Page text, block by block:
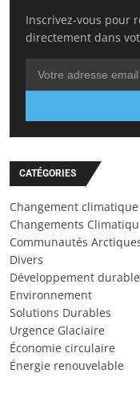
Inscrivez-vous pour
directement dans
CATÉGORIES
Changement climatique
Changements
Communautés
Divers
Développement durable
Environnement
Solutions Durables
Urgence Glaciaire
Économie circulaire
Énergie renouvelable